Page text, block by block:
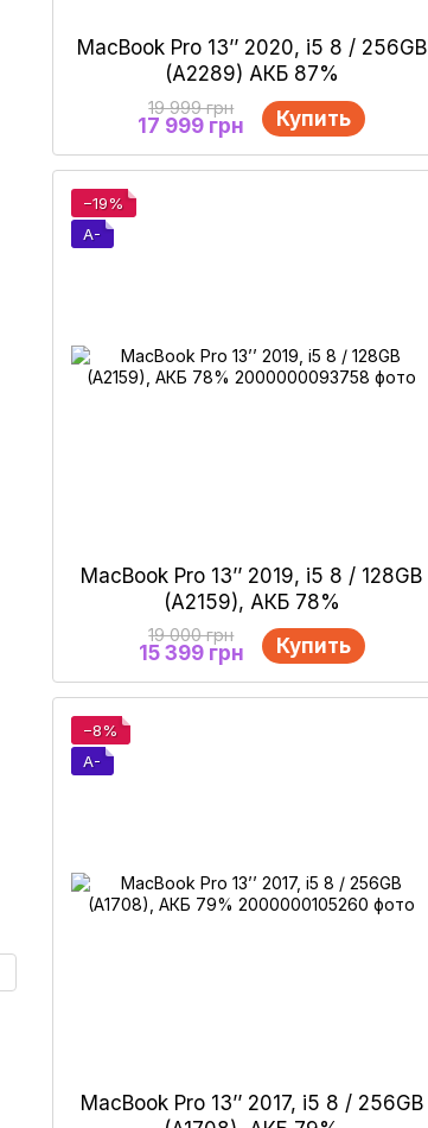
MacBook Pro 13’’ 2020, i5 8 / 256GB
(А2289) АКБ 87%
19 999 грн
17 999 грн Купить
−19%
A-
MacBook Pro 13’’ 2019, i5 8 / 128GB
(A2159), АКБ 78%
19 000 грн
15 399 грн Купить
−8%
A-
MacBook Pro 13’’ 2017, i5 8 / 256GB